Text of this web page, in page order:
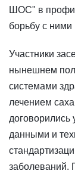
ШОС" в
борьбу с
Участники
нынешнем
системами
лечением
договорились
данными и
заболеваний.